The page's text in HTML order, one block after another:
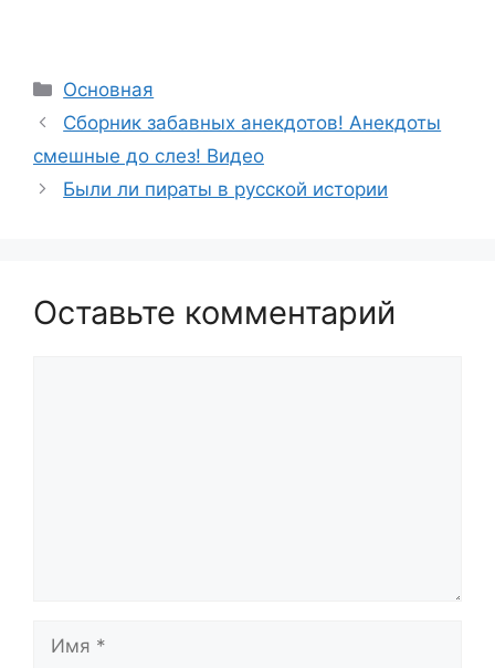
Рубрики
Основная
Сборник забавных анекдотов! Анекдоты
смешные до слез! Видео
Были ли пираты в русской истории
Оставьте комментарий